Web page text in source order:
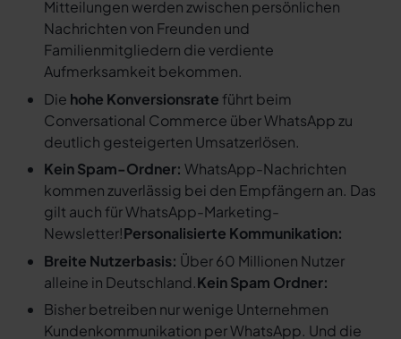
Mitteilungen werden zwischen persönlichen
Nachrichten von Freunden und
Familienmitgliedern die verdiente
Aufmerksamkeit bekommen.
Die hohe Konversionsrate führt beim
Conversational Commerce über WhatsApp zu
deutlich gesteigerten Umsatzerlösen.
Kein Spam-Ordner: WhatsApp-Nachrichten
kommen zuverlässig bei den Empfängern an. Das
gilt auch für WhatsApp-Marketing-
Newsletter!Personalisierte Kommunikation:
Breite Nutzerbasis: Über 60 Millionen Nutzer
alleine in Deutschland.Kein Spam Ordner:
Bisher betreiben nur wenige Unternehmen
Kundenkommunikation per WhatsApp. Und die